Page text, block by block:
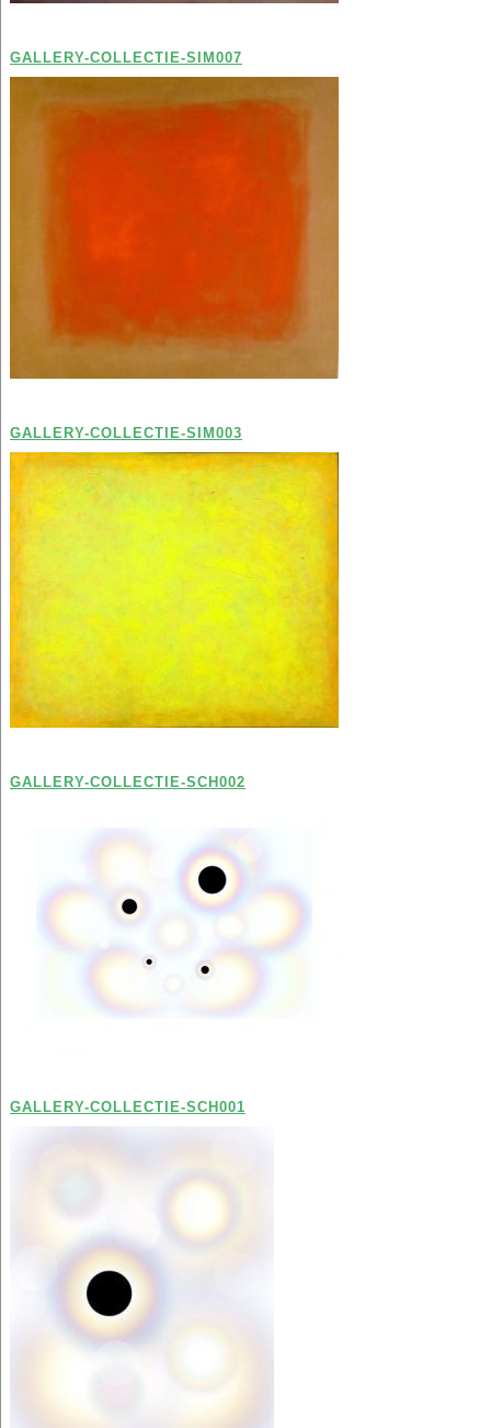
GALLERY-COLLECTIE-SIM007
GALLERY-COLLECTIE-SIM003
GALLERY-COLLECTIE-SCH002
GALLERY-COLLECTIE-SCH001